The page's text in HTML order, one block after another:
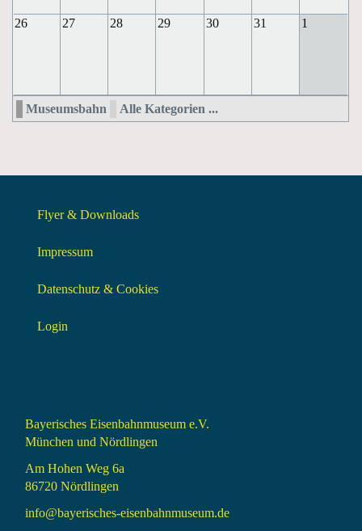
26 27 28 29 30 31 1
Museumsbahn Alle Kategorien ...
Flyer & Downloads
Impressum
Datenschutz & Cookies
Login
Bayerisches Eisenbahnmuseum e.V.
München und Nördlingen
Am Hohen Weg 6a
86720 Nördlingen
info@bayerisches-eisenbahnmuseum.de